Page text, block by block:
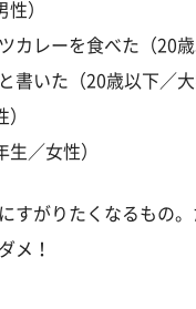
）
カレーを食べた（20
書いた（20歳以下／大
生／女性）
すがりたくなるもの
メ！